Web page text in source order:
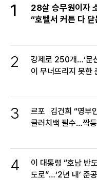
1
28살 승무원이자
“호텔서 커튼 다
2
강제로 250개…‘문
이 무너뜨리지 못한
3 르포 김건희 “영부
클러치백 필수…짝
4
이 대통령 “호남 반
도로”…‘2년 내’ 준